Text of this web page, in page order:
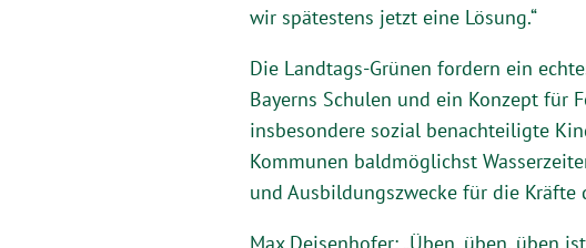
wir spätestens jetzt eine Lösung.“
Die Landtags-Grünen fordern ein
Bayerns Schulen und ein Konzept für
insbesondere sozial benachteiligte
Kommunen baldmöglichst
und Ausbildungszwecke für die Kräfte